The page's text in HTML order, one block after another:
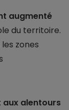
augmenté
du territoire.
zones
aux alentours